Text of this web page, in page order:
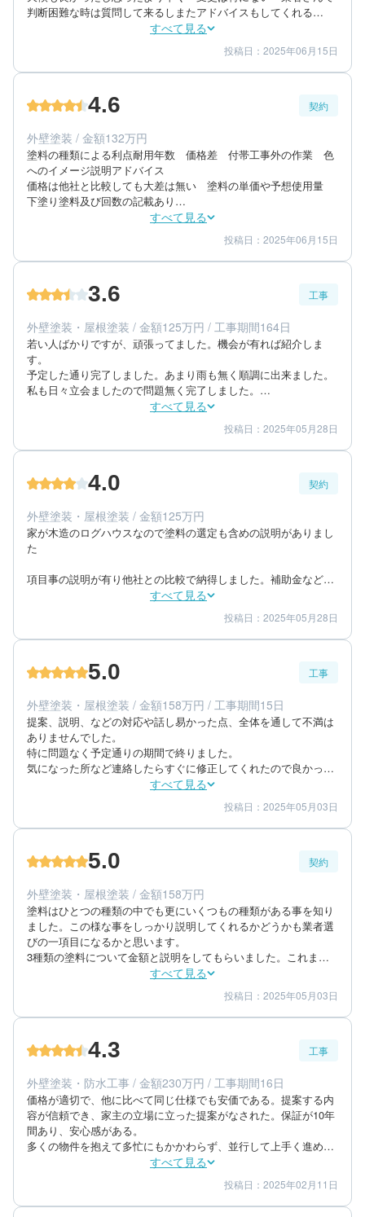
判断困難な時は質問して来るしまたアドバイスもしてくれる
不備は特に思いあたらない　最後の確認も足場ある時説明しなが
すべて見る
仕上がり 5
満足度 5
70代/男性/一戸建て
築年数：30年
投稿日：2025年06月15日
4.6 契約
外壁塗装 / 金額132万円
塗料の種類による利点耐用年数　価格差　付帯工事外の作業　色
へのイメージ説明アドバイス
価格は他社と比較しても大差は無い　塗料の単価や予想使用量
下塗り塗料及び回数の記載あり
予定は連絡し速い　作業中　休憩中がはっきりしてメリハリが
すべて見る
金額感 4
担当者 5
70代/男性/一戸建て
築年数：30年
投稿日：2025年06月15日
3.6 工事
外壁塗装・屋根塗装 / 金額125万円 / 工事期間164日
若い人ばかりですが、頑張ってました。機会が有れば紹介しま
す。
予定した通り完了しました。あまり雨も無く順調に出来ました。
私も日々立会ましたので問題無く完了しました。
とても良い仕上がりでした。最後の掃除もしてもらいました。手
すべて見る
仕上がり 4
満足度 4
70代/男性/一戸建て
築年数：17年
投稿日：2025年05月28日
4.0 契約
外壁塗装・屋根塗装 / 金額125万円
家が木造のログハウスなので塗料の選定も含めの説明がありまし
た
項目事の説明が有り他社との比較で納得しました。補助金などの
申請もしてもらいました。
作業の内容は日々ラインで（写真入り）報告がありました。工事
すべて見る
金額感 4
担当者 4
70代/男性/一戸建て
築年数：17年
投稿日：2025年05月28日
5.0 工事
外壁塗装・屋根塗装 / 金額158万円 / 工事期間15日
提案、説明、などの対応や話し易かった点、全体を通して不満は
ありませんでした。
特に問題なく予定通りの期間で終りました。
気になった所など連絡したらすぐに修正してくれたので良かった
すべて見る
仕上がり 5
満足度 5
50代/男性/一戸建て
築年数：25年
投稿日：2025年05月03日
5.0 契約
外壁塗装・屋根塗装 / 金額158万円
塗料はひとつの種類の中でも更にいくつもの種類がある事を知り
ました。この様な事をしっかり説明してくれるかどうかも業者選
びの一項目になるかと思います。
3種類の塗料について金額と説明をしてもらいました。これまで
の塗装実績の写真も見せてもらい参考になりました。
他社が提示してくれた金額と比べても納得のいく額だったと感じ
毎日の作業内容について説明と写真を送ってもらったので安
すべて見る
金額感 5
担当者 5
50代/男性/一戸建て
築年数：25年
投稿日：2025年05月03日
4.3 工事
外壁塗装・防水工事 / 金額230万円 / 工事期間16日
価格が適切で、他に比べて同じ仕様でも安価である。提案する内
容が信頼でき、家主の立場に立った提案がなされた。保証が10年
間あり、安心感がある。
多くの物件を抱えて多忙にもかかわらず、並行して上手く進めて
いただき、梅雨前に完成でき感謝している。
外壁の塗料の色も最初とは異なり、新しく提案してもらい、これ
までとは違う雰囲気となり評判も良く満足している。
すべて見る
仕上がり 5
満足度 4
投稿日：2025年02月11日